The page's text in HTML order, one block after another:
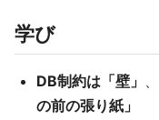
学び
DB制約は「壁」 、
の前の張り紙」